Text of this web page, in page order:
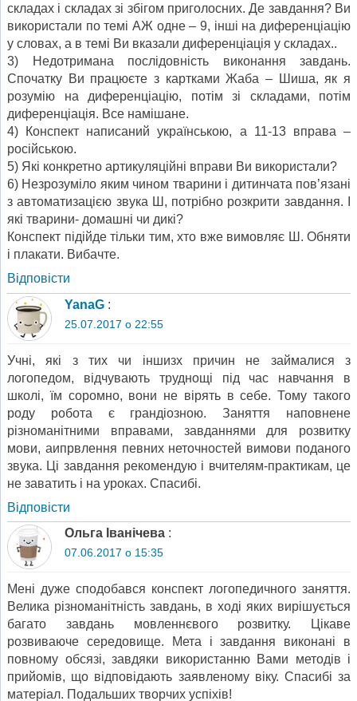
складах і складах зі збігом приголосних. Де завдання? Ви
використали по темі АЖ одне – 9, інші на диференціацію
у словах, а в темі Ви вказали диференціація у складах..
3) Недотримана послідовність виконання завдань.
Спочатку Ви працюєте з картками Жаба – Шиша, як я
розумію на диференціацію, потім зі складами, потім
диференціація. Все намішане.
4) Конспект написаний українською, а 11-13 вправа –
російською.
5) Які конкретно артикуляційні вправи Ви використали?
6) Незрозуміло яким чином тварини і дитинчата пов’язані
з автоматизацією звука Ш, потрібно розкрити завдання. І
які тварини- домашні чи дикі?
Конспект підійде тільки тим, хто вже вимовляє Ш. Обняти
і плакати. Вибачте.
Відповіcти
YanaG :
25.07.2017 о 22:55
Учні, які з тих чи іншизх причин не займалися з
логопедом, відчувають труднощі під час навчання в
школі, їм соромно, вони не вірять в себе. Тому такого
роду робота є грандіозною. Заняття наповнене
різноманітними вправами, завданнями для розвитку
мови, аипрвлення певних неточностей вимови поданого
звука. Ці завдання рекомендую і вчителям-практикам, це
не заватить і на уроках. Спасибі.
Відповіcти
Ольга Іванічева :
07.06.2017 о 15:35
Мені дуже сподобався конспект логопедичного заняття.
Велика різноманітність завдань, в ході яких вирішується
багато завдань мовленнєвого розвитку. Цікаве
розвиваюче середовище. Мета і завдання виконані в
повному обсязі, завдяки використанню Вами методів і
прийомів, що відповідають заявленому віку. Спасибі за
матеріал. Подальших творчих успіхів!